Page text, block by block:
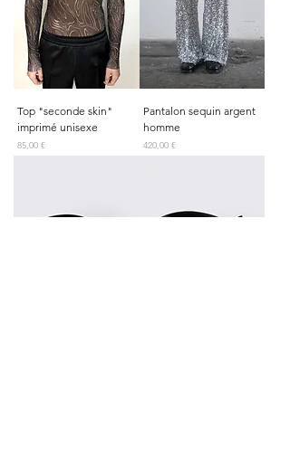
Top "seconde skin"
imprimé unisexe
Prix
85,00 €
Pantalon sequin argent
homme
Prix
420,00 €